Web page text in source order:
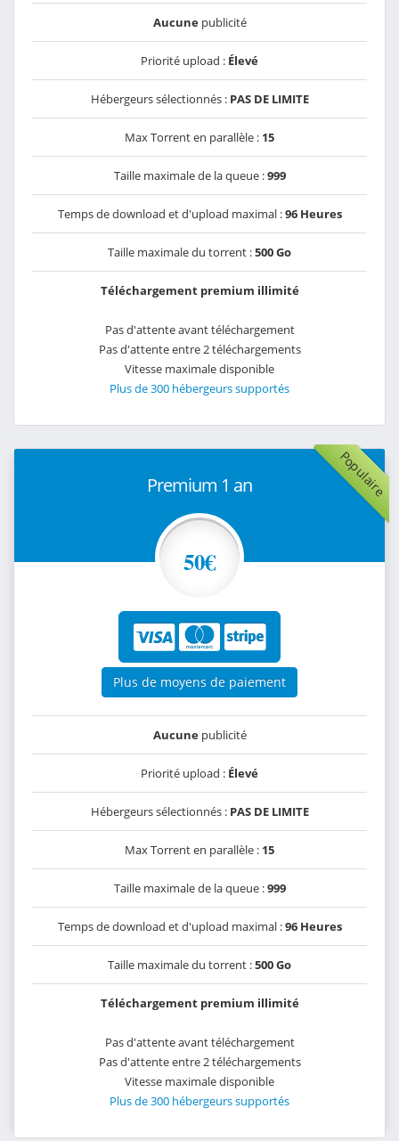
Aucunepublicité
Priorité upload : Élevé
Hébergeurs sélectionnés : PAS DE LIMITE
Max Torrent en parallèle : 15
Taille maximale de la queue :999
Temps de download et d'upload maximal :96 Heures
Taille maximale du torrent :500 Go
Téléchargement premium illimité
Pas d'attente avant téléchargement
Pas d'attente entre 2 téléchargements
Vitesse maximale disponible
Plus de 300 hébergeurs supportés
Populaire
Premium 1 an
50€
Plus de moyens de paiement
Aucunepublicité
Priorité upload : Élevé
Hébergeurs sélectionnés : PAS DE LIMITE
Max Torrent en parallèle : 15
Taille maximale de la queue :999
Temps de download et d'upload maximal :96 Heures
Taille maximale du torrent :500 Go
Téléchargement premium illimité
Pas d'attente avant téléchargement
Pas d'attente entre 2 téléchargements
Vitesse maximale disponible
Plus de 300 hébergeurs supportés